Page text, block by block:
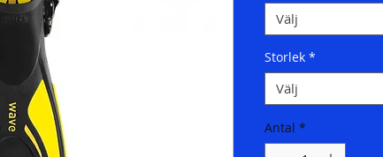
Välj
Storlek *
Välj
Antal *